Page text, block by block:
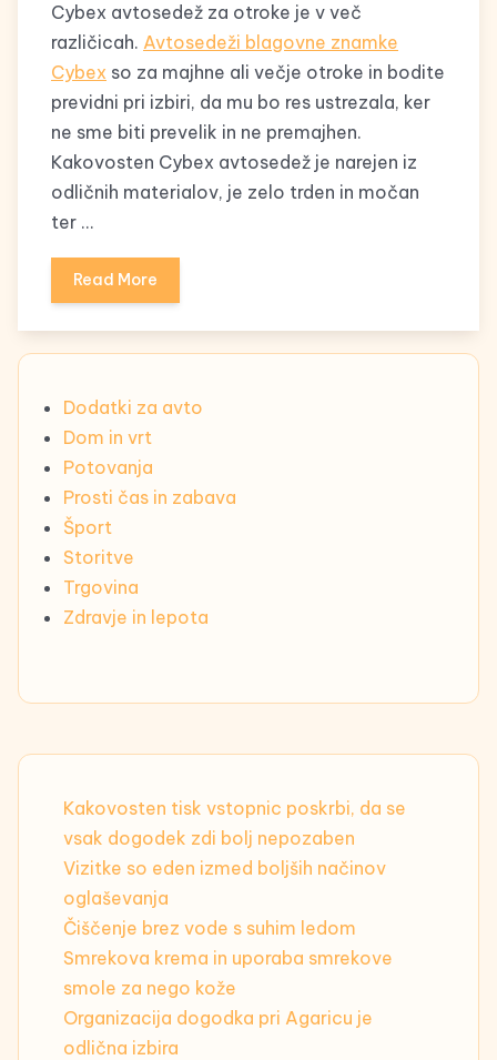
Cybex avtosedež za otroke je v več
različicah. Avtosedeži blagovne znamke
Cybex so za majhne ali večje otroke in bodite
previdni pri izbiri, da mu bo res ustrezala, ker
ne sme biti prevelik in ne premajhen.
Kakovosten Cybex avtosedež je narejen iz
odličnih materialov, je zelo trden in močan
ter …
Read More
Dodatki za avto
Dom in vrt
Potovanja
Prosti čas in zabava
Šport
Storitve
Trgovina
Zdravje in lepota
Kakovosten tisk vstopnic poskrbi, da se
vsak dogodek zdi bolj nepozaben
Vizitke so eden izmed boljših načinov
oglaševanja
Čiščenje brez vode s suhim ledom
Smrekova krema in uporaba smrekove
smole za nego kože
Organizacija dogodka pri Agaricu je
odlična izbira